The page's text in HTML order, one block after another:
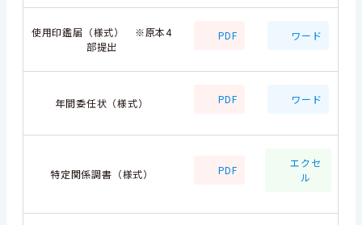
使用印鑑届（様式） ※原本4
部提出
PDF ワード
年間委任状（様式） PDF ワード
特定関係調書（様式） PDF
エクセ
ル